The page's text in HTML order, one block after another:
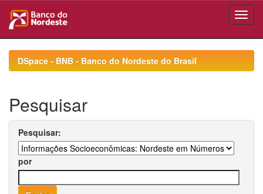
navigationDSpace - BNB - Banco do Nordeste do Brasil
Pesquisar
Pesquisar:
por